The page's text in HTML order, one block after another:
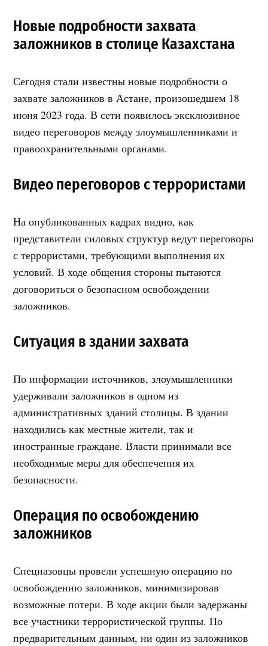
Новые подробности захвата
заложников в столице Казахстана
Сегодня стали известны новые подробности о
захвате заложников в Астане, произошедшем 18
июня 2023 года. В сети появилось эксклюзивное
видео переговоров между злоумышленниками и
правоохранительными органами.
Видео переговоров с террористами
На опубликованных кадрах видно, как
представители силовых структур ведут переговоры
с террористами, требующими выполнения их
условий. В ходе общения стороны пытаются
договориться о безопасном освобождении
заложников.
Ситуация в здании захвата
По информации источников, злоумышленники
удерживали заложников в одном из
административных зданий столицы. В здании
находились как местные жители, так и
иностранные граждане. Власти принимали все
необходимые меры для обеспечения их
безопасности.
Операция по освобождению
заложников
Спецназовцы провели успешную операцию по
освобождению заложников, минимизировав
возможные потери. В ходе акции были задержаны
все участники террористической группы. По
предварительным данным, ни один из заложников